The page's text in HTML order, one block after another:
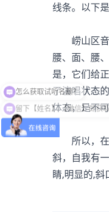
线条。以下
崂山区音
腰、面、腰
是，它们给
了演唱状态
体态，是不
所以，在锻
斜，自我有
睛,明显的,
留下【姓名】 【微信】即获